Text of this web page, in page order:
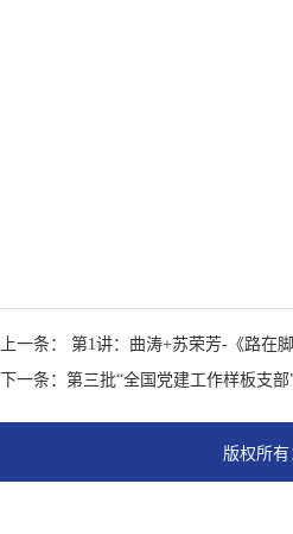
上一条： 第1讲：曲涛+苏荣芳-《路在脚
下一条：第三批“全国党建工作样板支
版权所